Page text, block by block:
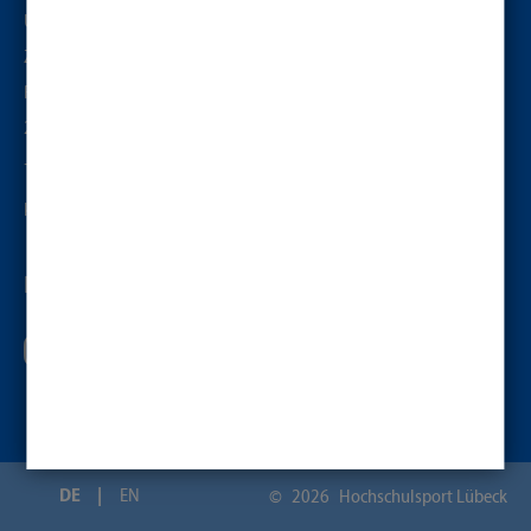
Universität zu Lübeck
ZE Hochschulsport
23562
+49 451 3101 2121
FOLGE UNS AUF
DE EN © 2026 Hochschulsport Lübeck